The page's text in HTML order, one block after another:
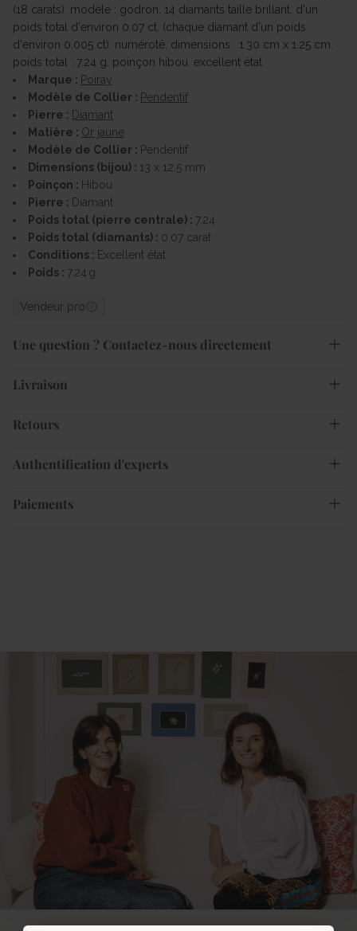
(18 carats). modèle : godron. 14 diamants taille brillant. d'un
poids total d'environ 0.07 ct. (chaque diamant d'un poids
d'environ 0.005 ct). numéroté. dimensions : 1.30 cm x 1.25 cm.
poids total : 7.24 g. poinçon hibou. excellent état
Marque : Poiray
Modèle de Collier : Pendentif
Pierre : Diamant
Matière : Or jaune
Modèle de Collier : Pendentif
Dimensions (bijou) : 13 x 12.5 mm
Poinçon : Hibou
Pierre : Diamant
Poids total (pierre centrale) : 7.24
Poids total (diamants) : 0.07 carat
Conditions : Excellent état
Poids : 7,24 g
Vendeur pro
Une question ? Contactez-nous directement
Livraison
Retours
Authentification d'experts
Paiements